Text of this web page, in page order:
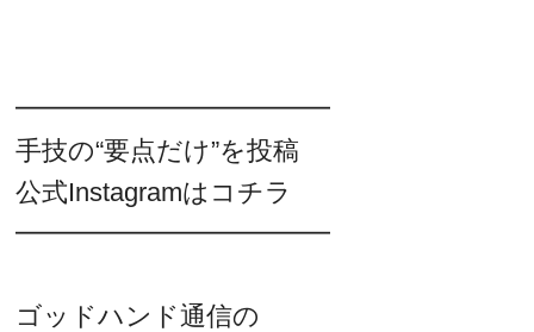
━━━━━━━━━━━━
手技の“要点だけ”を投稿
公式Instagramはコチラ
━━━━━━━━━━━━
ゴッドハンド通信の